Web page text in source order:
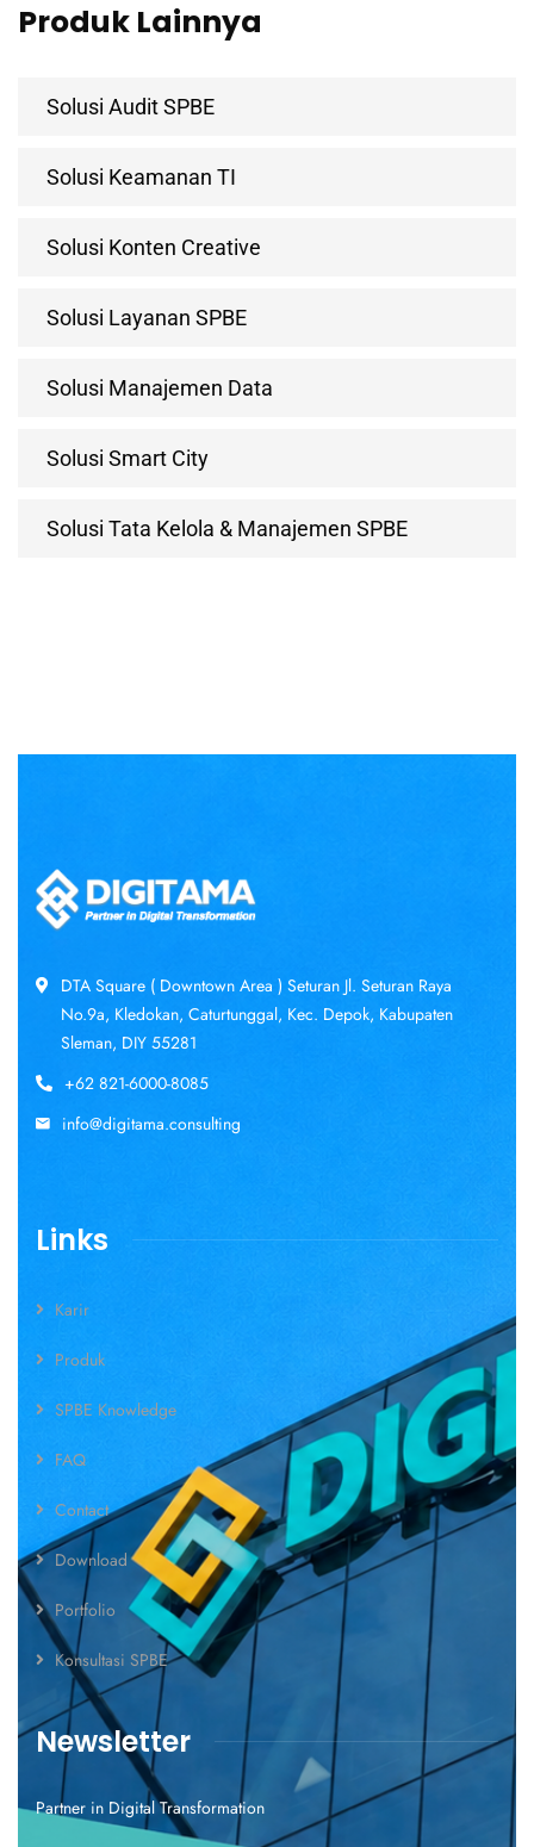
Produk Lainnya
Solusi Audit SPBE
Solusi Keamanan TI
Solusi Konten Creative
Solusi Layanan SPBE
Solusi Manajemen Data
Solusi Smart City
Solusi Tata Kelola & Manajemen SPBE
DTA Square ( Downtown Area ) Seturan Jl. Seturan Raya
No.9a, Kledokan, Caturtunggal, Kec. Depok, Kabupaten
Sleman, DIY 55281
+62 821-6000-8085
info@digitama.consulting
Links
Karir
Produk
SPBE Knowledge
FAQ
Contact
Download
Portfolio
Konsultasi SPBE
Newsletter
Partner in Digital Transformation